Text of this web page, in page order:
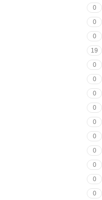
0
0
0
19
0
0
0
0
0
0
0
0
0
0